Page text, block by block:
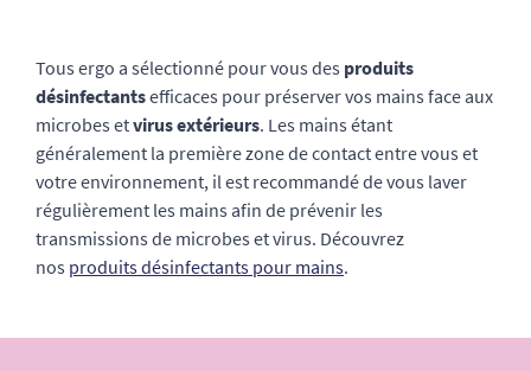
Tous ergo a sélectionné pour vous des produits
désinfectantsefficaces pour préserver vos mains face aux
microbes etvirus extérieurs. Les mains étant
généralement la première zone de contact entre vous et
votre environnement, il est recommandé de vous laver
régulièrement les mains afin de prévenir les
transmissions de microbes et virus. Découvrez
nos produits désinfectants pour mains.